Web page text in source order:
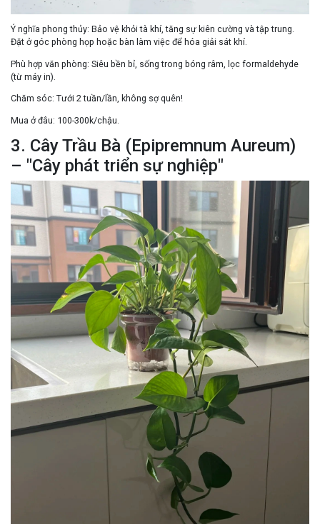
Ý nghĩa phong thủy: Bảo vệ khỏi tà khí, tăng sự kiên cường và tập trung.
Đặt ởgóc phòng họp hoặc bàn làm việc để hóa giải sát khí.
Phù hợp văn phòng: Siêu bền bỉ, sống trong bóng râm, lọc formaldehyde
(từ máy in).
Chăm sóc: Tưới 2 tuần/lần, không sợ quên!
Mua ở đâu: 100-300k/chậu.
3. Cây Trầu Bà (Epipremnum Aureum)
– "Cây phát triển sự nghiệp"